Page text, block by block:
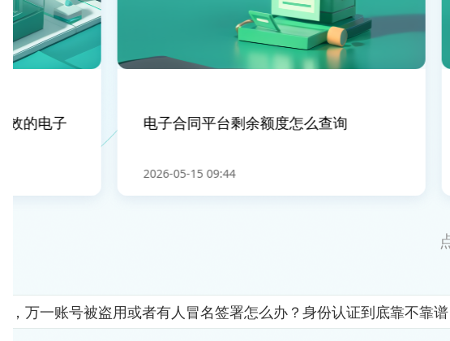
的电子 电子合同平台剩余额度怎么查询
2026-05-15 09:44
万一账号被盗用或者有人冒名签署怎么办？身份认证到底靠不